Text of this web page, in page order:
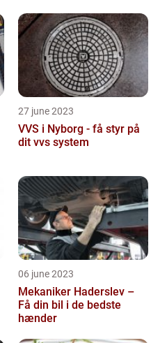
27 june 2023
VVS i Nyborg - få styr på
dit vvs system
06 june 2023
Mekaniker Haderslev –
Få din bil i de bedste
hænder